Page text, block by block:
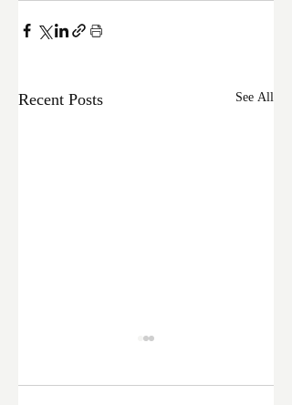
Recent Posts See All